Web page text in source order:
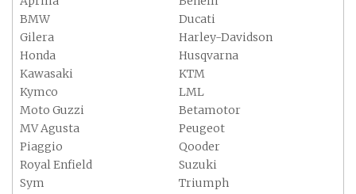
BMW
Ducati
Gilera
Harley-Davidson
Honda
Husqvarna
Kawasaki
KTM
Kymco
LML
Moto Guzzi
Betamotor
MV Agusta
Peugeot
Piaggio
Qooder
Royal Enfield
Suzuki
Sym
Triumph